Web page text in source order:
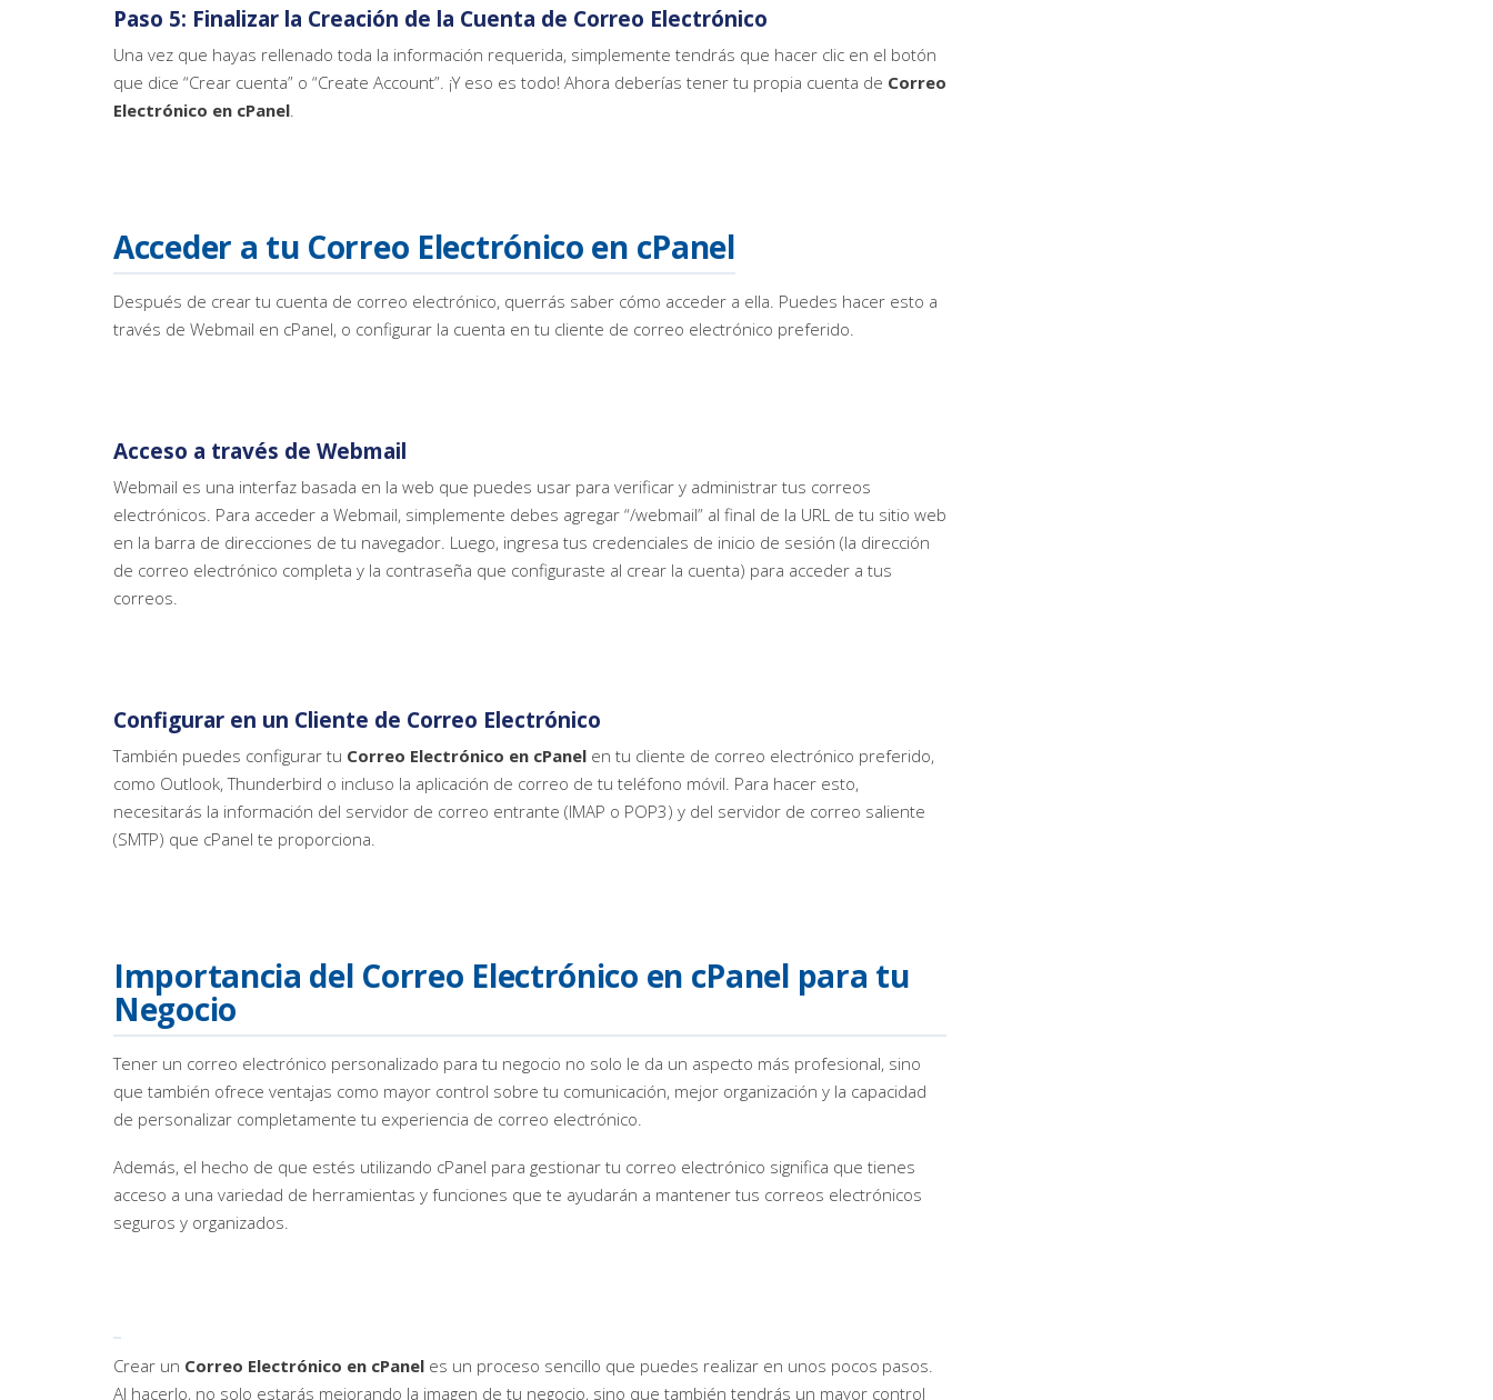
Paso 5: Finalizar la Creación de la Cuenta de Correo Electrónico
Una vez que hayas rellenado toda la información requerida, simplemente tendrás que hacer clic en el botón
que dice “Crear cuenta” o “Create Account”. ¡Y eso es todo! Ahora deberías tener tu propia cuenta de Correo
Electrónico en cPanel
Acceder a tu Correo Electrónico en cPanel
Después de crear tu cuenta de correo electrónico, querrás saber cómo acceder a ella. Puedes hacer esto a
través de Webmail en cPanel, o configurar la cuenta en tu cliente de correo electrónico preferido.
Acceso a través de Webmail
Webmail es una interfaz basada en la web que puedes usar para verificar y administrar tus correos
electrónicos. Para acceder a Webmail, simplemente debes agregar “/webmail” al final de la URL de tu sitio web
en la barra de direcciones de tu navegador. Luego, ingresa tus credenciales de inicio de sesión (la dirección
de correo electrónico completa y la contraseña que configuraste al crear la cuenta) para acceder a tus
correos.
Configurar en un Cliente de Correo Electrónico
También puedes configurar tu Correo Electrónico en cPanel en tu cliente de correo electrónico preferido,
como Outlook, Thunderbird o incluso la aplicación de correo de tu teléfono móvil. Para hacer esto,
necesitarás la información del servidor de correo entrante (IMAP o POP3) y del servidor de correo saliente
(SMTP) que cPanel te proporciona.
Importancia del Correo Electrónico en cPanel para tu
Negocio
Tener un correo electrónico personalizado para tu negocio no solo le da un aspecto más profesional, sino
que también ofrece ventajas como mayor control sobre tu comunicación, mejor organización y la capacidad
de personalizar completamente tu experiencia de correo electrónico.
Además, el hecho de que estés utilizando cPanel para gestionar tu correo electrónico significa que tienes
acceso a una variedad de herramientas y funciones que te ayudarán a mantener tus correos electrónicos
seguros y organizados.
Crear un Correo Electrónico en cPanel es un proceso sencillo que puedes realizar en unos pocos pasos.
Al hacerlo, no solo estarás mejorando la imagen de tu negocio, sino que también tendrás un mayor control